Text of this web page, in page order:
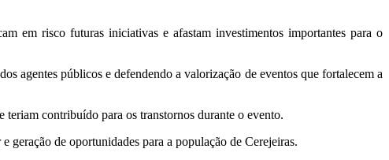
em risco futuras iniciativas e afastam investimentos importantes para o
agentes públicos e defendendo a valorização de eventos que fortalecem a
contribuído para os transtornos durante o evento.
de oportunidades para a população de Cerejeiras.